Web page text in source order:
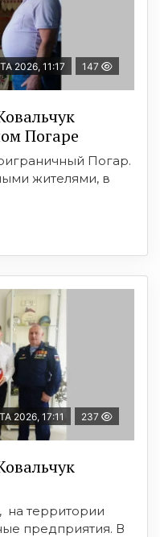
2026, 11:17 147
Погаре
Погар.
жителями, в
2026, 17:11 237
территории
предприятия. В